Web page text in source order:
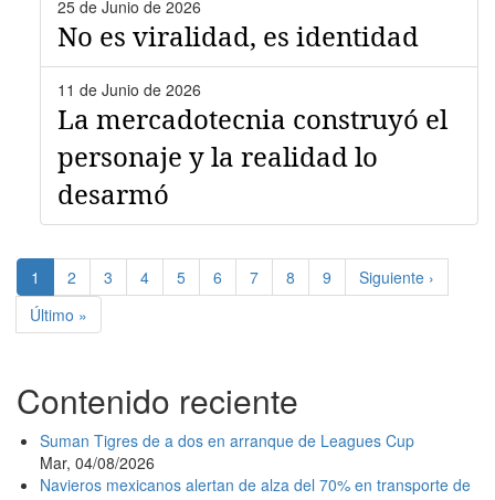
25 de Junio de 2026
No es viralidad, es identidad
11 de Junio de 2026
La mercadotecnia construyó el
personaje y la realidad lo
desarmó
Paginación
Página
actual
1 Page
2 Page
3 Page
4 Page
5 Page
6 Page
7 Page
8 Page
9
Siguiente
página
Siguiente ›
Última
página
Último »
Contenido reciente
Suman Tigres de a dos en arranque de Leagues Cup
Mar, 04/08/2026
Navieros mexicanos alertan de alza del 70% en transporte de